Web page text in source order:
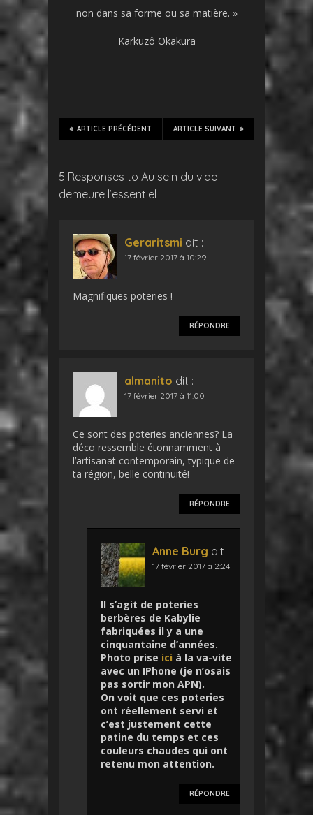
non dans sa forme ou sa matière. »
Karkuzô Okakura
ARTICLE SUIVANT
ARTICLE PRÉCÉDENT
5 Responses to Au sein du vide
demeure l’essentiel
Geraritsmi dit :
17 février 2017 à 10:29
Magnifiques poteries !
RÉPONDRE
almanito dit :
17 février 2017 à 11:00
Ce sont des poteries anciennes? La
déco ressemble étonnamment à
l’artisanat contemporain, typique de
ta région, belle continuité!
RÉPONDRE
Anne Burg dit :
17 février 2017 à 2:24
Il s’agit de poteries
berbères de Kabylie
fabriquées il y a une
cinquantaine d’années.
Photo prise ici à la va-vite
avec un IPhone (je n’osais
pas sortir mon APN).
On voit que ces poteries
ont réellement servi et
c’est justement cette
patine du temps et ces
couleurs chaudes qui ont
retenu mon attention.
RÉPONDRE